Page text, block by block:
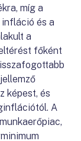
míg a
és a
a
főként
képest, és
A